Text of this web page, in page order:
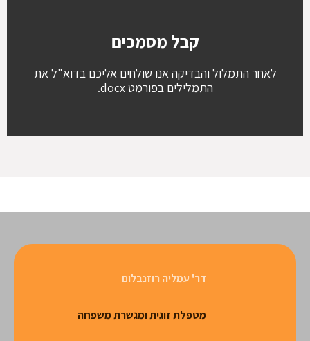
קבל מסמכים
לאחר התמלול והבדיקה אנו שולחים אליכם בדוא"ל את
התמלילים בפורמט docx.
דר' עמליה רוזנבלום
מטפלת זוגית ומגשרת משפחה